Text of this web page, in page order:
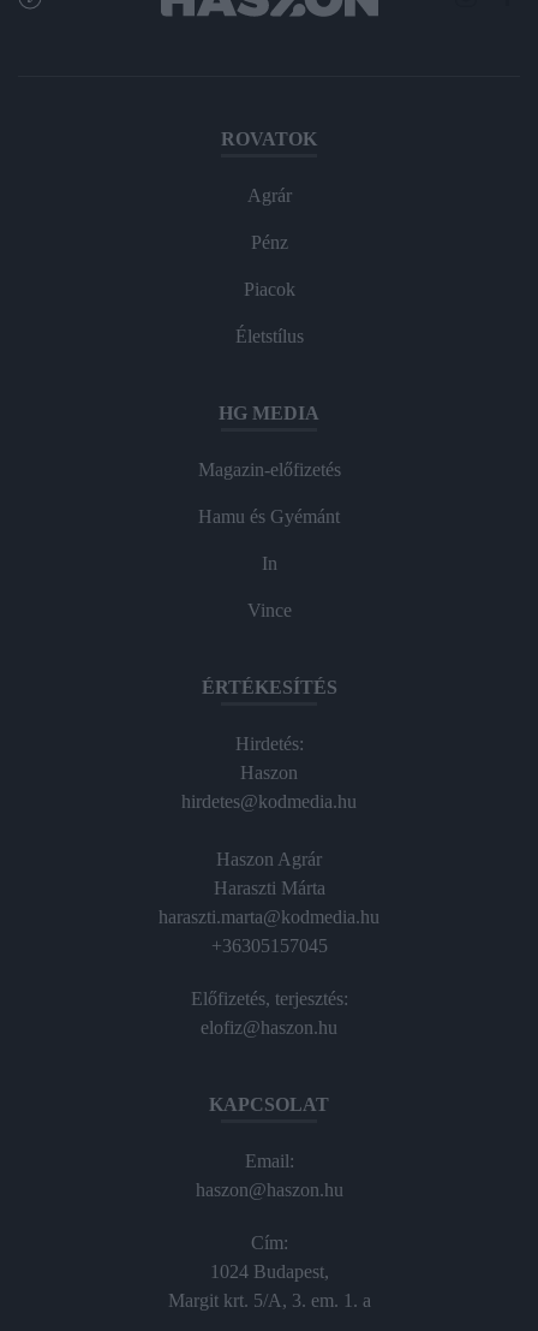
ROVATOK
Agrár
Pénz
Piacok
Életstílus
HG MEDIA
Magazin-előfizetés
Hamu és Gyémánt
In
Vince
ÉRTÉKESÍTÉS
Hirdetés:
Haszon
hirdetes@kodmedia.hu
Haszon Agrár
Haraszti Márta
haraszti.marta@kodmedia.hu
+36305157045
Előfizetés, terjesztés:
elofiz@haszon.hu
KAPCSOLAT
Email:
haszon@haszon.hu
Cím:
1024 Budapest,
Margit krt. 5/A, 3. em. 1. a